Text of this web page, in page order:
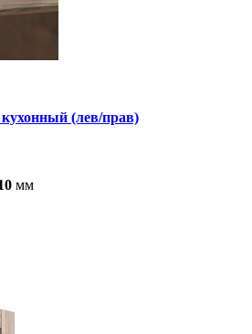
(лев/прав)
мм